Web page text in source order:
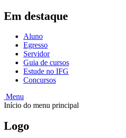
Em destaque
Aluno
Egresso
Servidor
Guia de cursos
Estude no IFG
Concursos
Menu
Início do menu principal
Logo